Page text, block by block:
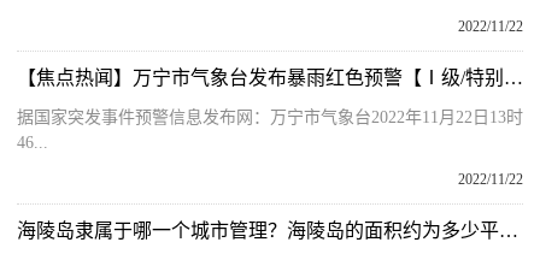
2022/11/22
【焦点热闻】万宁市气象台发布暴雨红色预警【Ⅰ级/特别严重】
据国家突发事件预警信息发布网：万宁市气象台2022年11月22日13时
46...
2022/11/22
海陵岛隶属于哪一个城市管理？海陵岛的面积约为多少平方千米呢？